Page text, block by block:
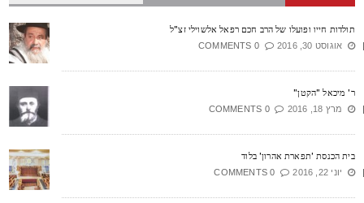
חייו ופועלו של הרב חכם רפאל אלשוילי זצ"ל
אוגוסט 30, 2016 0 COMMENTS
מיכאל "הקטן"
מרץ 18, 2016 0 COMMENTS
הכנסת 'תפארת אהרון' בלוד
יוני 22, 2016 0 COMMENTS